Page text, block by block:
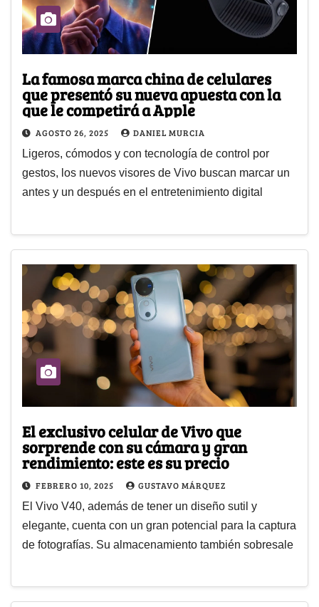
La famosa marca china de celulares
que presentó su nueva apuesta con la
que le competirá a Apple
AGOSTO 26, 2025 DANIEL MURCIA
Ligeros, cómodos y con tecnología de control por
gestos, los nuevos visores de Vivo buscan marcar un
antes y un después en el entretenimiento digital
El exclusivo celular de Vivo que
sorprende con su cámara y gran
rendimiento: este es su precio
FEBRERO 10, 2025 GUSTAVO MÁRQUEZ
El Vivo V40, además de tener un diseño sutil y
elegante, cuenta con un gran potencial para la captura
de fotografías. Su almacenamiento también sobresale